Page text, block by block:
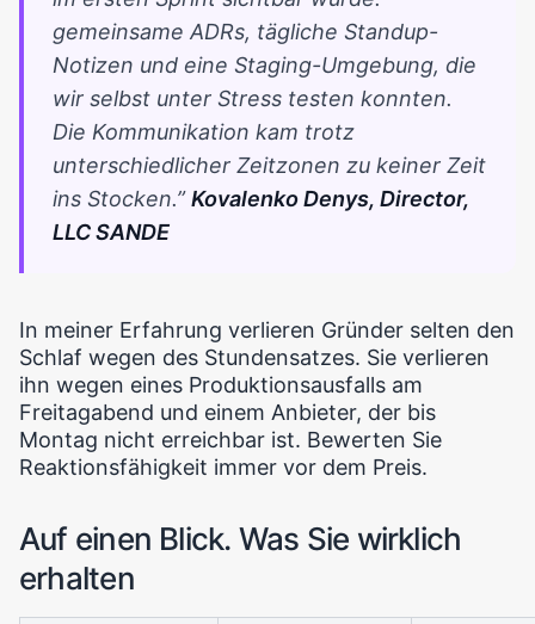
gemeinsame ADRs, tägliche Standup-
Notizen und eine Staging-Umgebung, die
wir selbst unter Stress testen konnten.
Die Kommunikation kam trotz
unterschiedlicher Zeitzonen zu keiner Zeit
ins Stocken.”Kovalenko Denys, Director,
LLC SANDE
In meiner Erfahrung verlieren Gründer selten den
Schlaf wegen des Stundensatzes. Sie verlieren
ihn wegen eines Produktionsausfalls am
Freitagabend und einem Anbieter, der bis
Montag nicht erreichbar ist. Bewerten Sie
Reaktionsfähigkeit immer vor dem Preis.
Auf einen Blick. Was Sie wirklich
erhalten